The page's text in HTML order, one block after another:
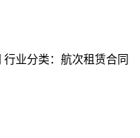
行业分类： 航次租赁合同